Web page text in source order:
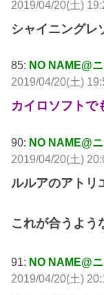
2019/04/20(土)
シャイニングレ
85: NO NAME@
2019/04/20(土)
カイロソフトで
90: NO NAME@
2019/04/20(土)
ルルアのアトリ
これが合うよう
91: NO NAME@
2019/04/20(土)